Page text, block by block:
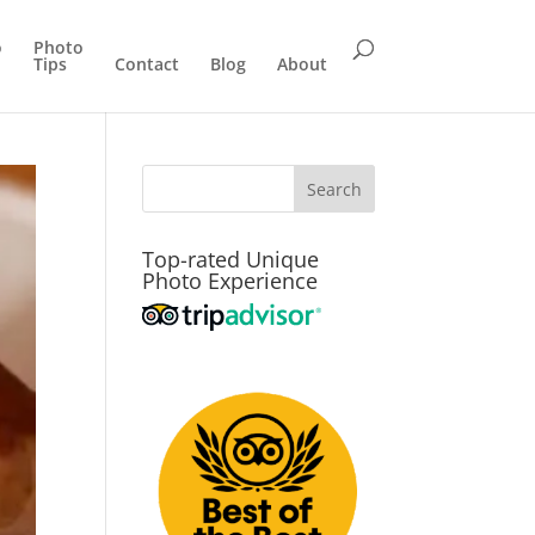
Photo
Tips Contact Blog About
Top-rated Unique
Photo Experience